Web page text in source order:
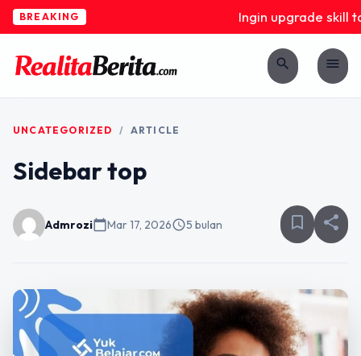
BREAKING Ingin upgrade skill
search menu
UNCATEGORIZED / ARTICLE
Sidebar top
Admrozicalendar_todayMar 17, 2026schedule5 bulan bookmark_border share